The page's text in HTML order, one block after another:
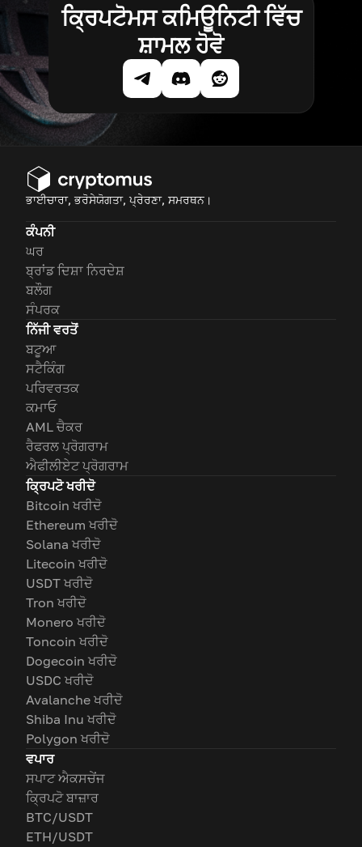
ਕ੍ਰਿਪਟੋਮਸ ਕਮਿਊਨਿਟੀ ਵਿੱਚ
ਸ਼ਾਮਲ ਹੋਵੋ
ਭਾਈਚਾਰਾ, ਭਰੋਸੇਯੋਗਤਾ, ਪ੍ਰੇਰਣਾ, ਸਮਰਥਨ।
ਕੰਪਨੀ
ਘਰ
ਬ੍ਰਾਂਡ ਦਿਸ਼ਾ ਨਿਰਦੇਸ਼
ਬਲੌਗ
ਸੰਪਰਕ
ਨਿੱਜੀ ਵਰਤੋਂ
ਬਟੂਆ
ਸਟੈਕਿੰਗ
ਪਰਿਵਰਤਕ
ਕਮਾਓ
AML ਚੈਕਰ
ਰੈਫਰਲ ਪ੍ਰੋਗਰਾਮ
ਐਫੀਲੀਏਟ ਪ੍ਰੋਗਰਾਮ
ਕ੍ਰਿਪਟੋ ਖਰੀਦੋ
Bitcoin ਖਰੀਦੋ
Ethereum ਖਰੀਦੋ
Solana ਖਰੀਦੋ
Litecoin ਖਰੀਦੋ
USDT ਖਰੀਦੋ
Tron ਖਰੀਦੋ
Monero ਖਰੀਦੋ
Toncoin ਖਰੀਦੋ
Dogecoin ਖਰੀਦੋ
USDC ਖਰੀਦੋ
Avalanche ਖਰੀਦੋ
Shiba Inu ਖਰੀਦੋ
Polygon ਖਰੀਦੋ
ਵਪਾਰ
ਸਪਾਟ ਐਕਸਚੇਂਜ
ਕ੍ਰਿਪਟੋ ਬਾਜ਼ਾਰ
BTC/USDT
ETH/USDT